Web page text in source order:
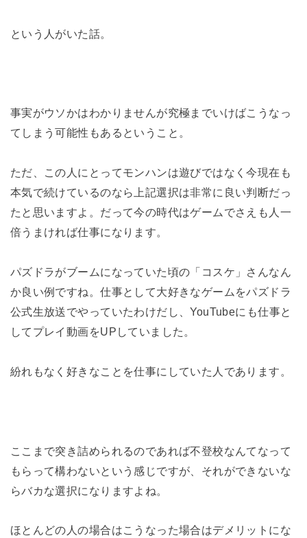
という人がいた話。
事実がウソかはわかりませんが究極までいけばこうなっ
てしまう可能性もあるということ。
ただ、この人にとってモンハンは遊びではなく今現在も
本気で続けているのなら上記選択は非常に良い判断だっ
たと思いますよ。だって今の時代はゲームでさえも人一
倍うまければ仕事になります。
パズドラがブームになっていた頃の「コスケ」さんなん
か良い例ですね。仕事として大好きなゲームをパズドラ
公式生放送でやっていたわけだし、YouTubeにも仕事と
してプレイ動画をUPしていました。
紛れもなく好きなことを仕事にしていた人であります。
ここまで突き詰められるのであれば不登校なんてなって
もらって構わないという感じですが、それができないな
らバカな選択になりますよね。
ほとんどの人の場合はこうなった場合はデメリットにな